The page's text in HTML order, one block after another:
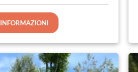
INFORMAZIONI